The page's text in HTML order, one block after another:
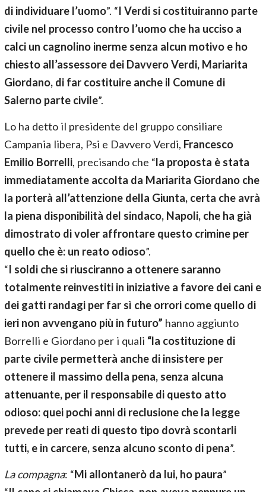
di individuare l’uomo”. “I Verdi si costituiranno parte
civile nel processo contro l’uomo che ha ucciso a
calci un cagnolino inerme senza alcun motivo e ho
chiesto all’assessore dei Davvero Verdi, Mariarita
Giordano, di far costituire anche il Comune di
Salerno parte civile”.
Lo ha detto il presidente del gruppo consiliare
Campania libera, Psi e Davvero Verdi, Francesco
Emilio Borrelli, precisando che “la proposta è stata
immediatamente accolta da Mariarita Giordano che
la porterà all’attenzione della Giunta, certa che avrà
la piena disponibilità del sindaco, Napoli, che ha già
dimostrato di voler affrontare questo crimine per
quello che è: un reato odioso”.
“I soldi che si riusciranno a ottenere saranno
totalmente reinvestiti in iniziative a favore dei cani e
dei gatti randagi per far sì che orrori come quello di
ieri non avvengano più in futuro” hanno aggiunto
Borrelli e Giordano per i quali “la costituzione di
parte civile permetterà anche di insistere per
ottenere il massimo della pena, senza alcuna
attenuante, per il responsabile di questo atto
odioso: quei pochi anni di reclusione che la legge
prevede per reati di questo tipo dovrà scontarli
tutti, e in carcere, senza alcuno sconto di pena”.
La compagna: “Mi allontanerò da lui, ho paura”